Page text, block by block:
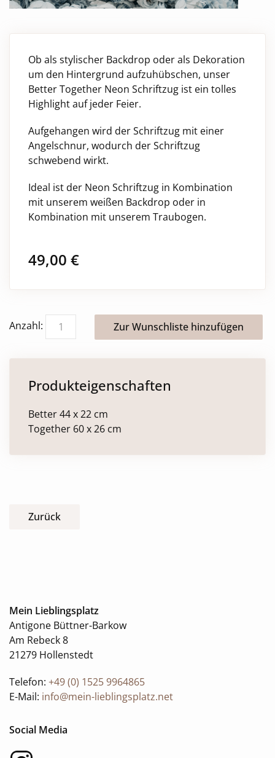
Ob als stylischer Backdrop oder als Dekoration
um den Hintergrund aufzuhübschen, unser
Better Together Neon Schriftzug ist ein tolles
Highlight auf jeder Feier.
Aufgehangen wird der Schriftzug mit einer
Angelschnur, wodurch der Schriftzug
schwebend wirkt.
Ideal ist der Neon Schriftzug in Kombination
mit unserem weißen Backdrop oder in
Kombination mit unserem Traubogen.
49,00 €
Anzahl:
Produkteigenschaften
Better 44 x 22 cm
Together 60 x 26 cm
Zurück
Mein Lieblingsplatz
Antigone Büttner-Barkow
Am Rebeck 8
21279 Hollenstedt
Telefon: +49 (0) 1525 9964865
E-Mail: info@mein-lieblingsplatz.net
Social Media